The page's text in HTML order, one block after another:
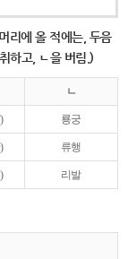
리에 올 적에는, 두음
하고, ㄴ을 버림.)
ㄴ
룡궁
류행
리발